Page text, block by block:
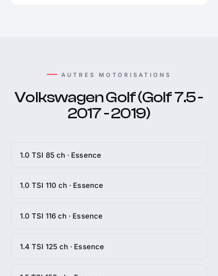
AUTRES MOTORISATIONS
Volkswagen Golf (Golf 7.5 -
2017 - 2019)
1.0 TSI 85 ch · Essence
1.0 TSI 110 ch · Essence
1.0 TSI 116 ch · Essence
1.4 TSI 125 ch · Essence